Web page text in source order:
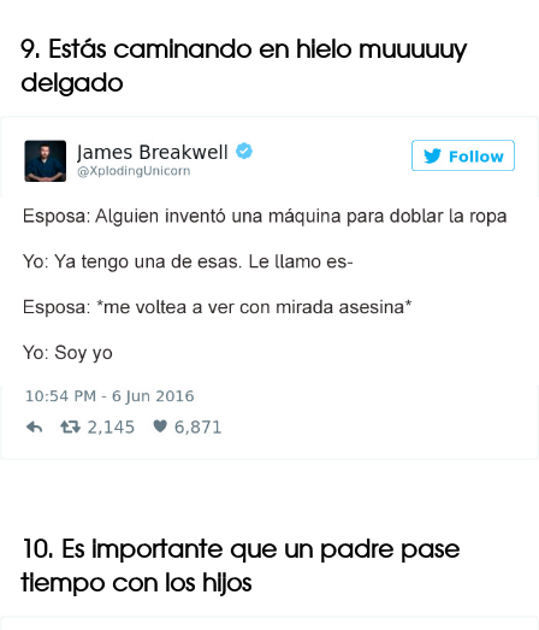
9. Estás caminando en hielo muuuuuy
delgado
10. Es importante que un padre pase
tiempo con los hijos